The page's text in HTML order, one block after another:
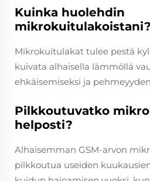
Kuinka huolehdin
mikrokuitulakoistani?
Mikrokuitulakat tulee pestä
kuivata alhaisella lämmöllä
ehkäisemiseksi ja
Pilkkoutuvatko
helposti?
Alhaisemman GSM-arvon
pilkkoutua useiden